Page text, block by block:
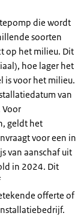
die wordt
soorten
op het milieu. Dit
hoe lager het
is voor het milieu.
van
geldt het
voor een in
van aanschaf uit
in 2024. Dit
offerte of